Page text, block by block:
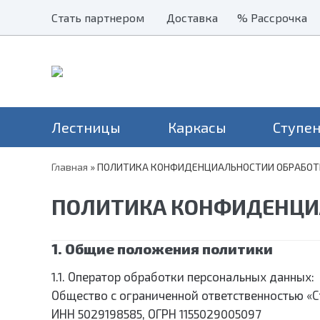
Стать партнером
Стать партнером Доставка
Доставка % Рассрочка
% Рассрочка
Лестницы
Серия Престиж
Серия Элегант
Лестницы на второй этаж
В дом
На чердак
Каркасы
Перила и поручни
Главная »ПОЛИТИКА КОНФИДЕНЦИАЛЬНОСТИИ
ПОЛИТИКА
1. Общие положения политики
1.1. Оператор обработки персональных данных:
Общество с ограниченной ответственностью
ИНН 5029198585, ОГРН 1155029005097